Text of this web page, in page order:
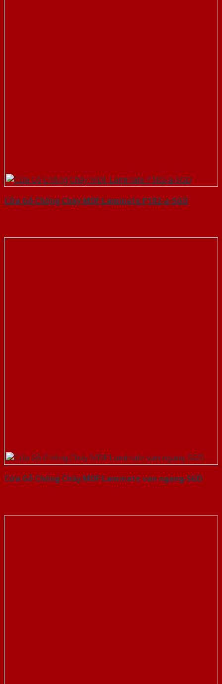
Cửa Gỗ Chống Cháy MDF Laminate P1R2-a-SGD
Cửa Gỗ Chống Cháy MDF Laminate van ngang-SGD